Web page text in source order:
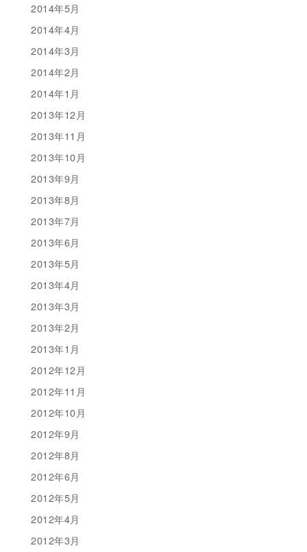
2014年5月
2014年4月
2014年3月
2014年2月
2014年1月
2013年12月
2013年11月
2013年10月
2013年9月
2013年8月
2013年7月
2013年6月
2013年5月
2013年4月
2013年3月
2013年2月
2013年1月
2012年12月
2012年11月
2012年10月
2012年9月
2012年8月
2012年6月
2012年5月
2012年4月
2012年3月